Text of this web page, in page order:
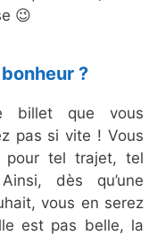
😉
?
billet que vous
pas si vite ! Vous
tel trajet, tel
dès qu’une
vous en serez
est pas belle, la